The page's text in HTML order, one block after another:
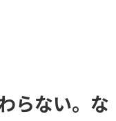
らない。な